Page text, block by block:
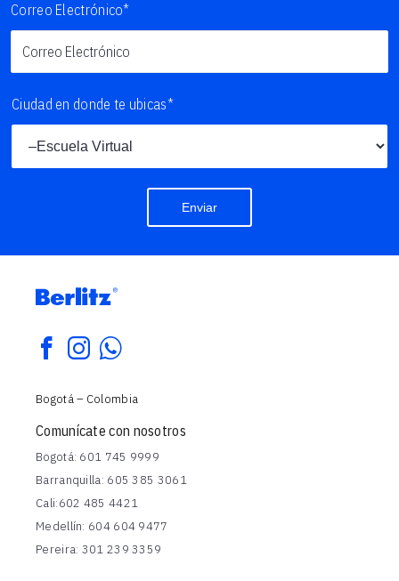
Correo Electrónico*
Ciudad en donde te ubicas*
Enviar
1 7 6
Bogotá – Colombia
Comunícate con nosotros
Bogotá: 601 745 9999
Barranquilla: 605 385 3061
Cali:602 485 4421
Medellín: 604 604 9477
Pereira: 301 239 3359